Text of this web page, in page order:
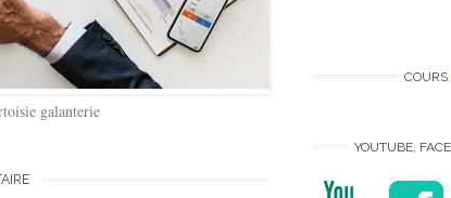
galanterie
COURS
YOUTUBE,